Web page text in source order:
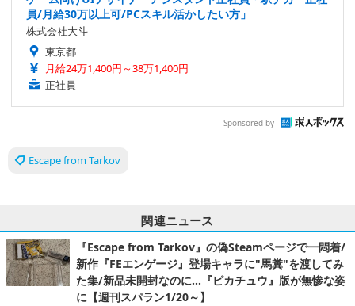
員/月給30万以上可/PCスキル活かしたい方」
株式会社大斗
東京都
月給24万1,400円～38万1,400円
正社員
Sponsored by
Escape from Tarkov
関連ニュース
『Escape from Tarkov』の偽Steamページで一悶着/
新作『FEエンゲージ』登場キャラに"馬糞"を渡してみ
た集/新品未開封なのに…『ピカチュウ』版が無惨な姿
に【週刊スパラン1/20～】